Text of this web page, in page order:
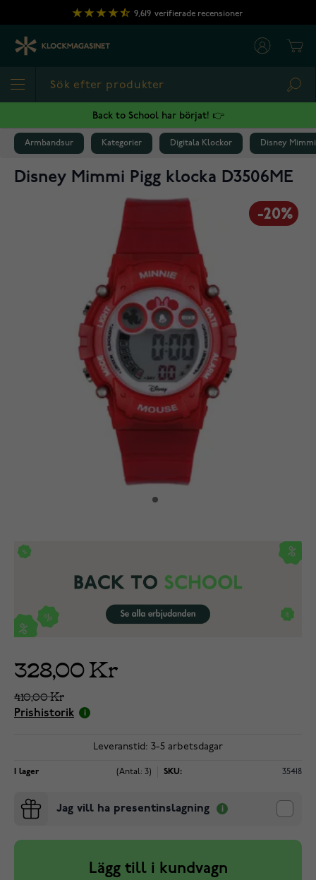
Hoppa till innehållet
9,619 verifierade recensioner
Back to School har börjat! 👉
Armbandsur Kategorier Digitala Klockor Disney
Disney Mimmi Pigg klocka D3506ME
-20%
328,00 Kr
410,00 Kr
Prishistorik
Leveranstid: 3-5 arbetsdagar
I lager (Antal: 3) SKU: 35418
Jag vill ha presentinslagning
Lägg till i kundvagn